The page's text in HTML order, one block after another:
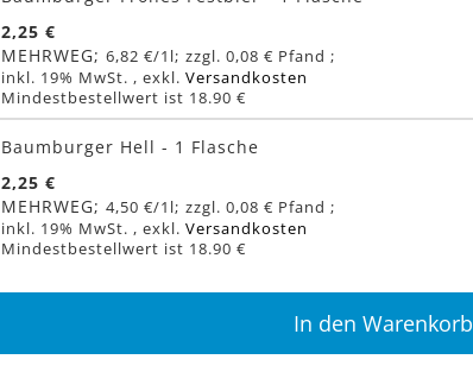
2,25 €
MEHRWEG
6,82 €/1l
0,08 €
inkl. 19% MwSt. ,exkl.Versandkosten
Mindestbestellwert ist 18.90 €
Baumburger Hell - 1 Flasche
2,25 €
MEHRWEG
4,50 €/1l
0,08 €
inkl. 19% MwSt. ,exkl.Versandkosten
Mindestbestellwert ist 18.90 €
In den Warenkorb